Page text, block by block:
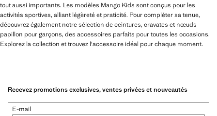
tout aussi importants. Les modèles Mango Kids sont conçus pour les
activités sportives, alliant légèreté et praticité. Pour compléter sa tenue,
découvrez également notre sélection de ceintures, cravates et nœuds
papillon pour garçons, des accessoires parfaits pour toutes les occasions.
Explorez la collection et trouvez l'accessoire idéal pour chaque moment.
Recevez promotions exclusives, ventes privées et nouveautés
E-mail